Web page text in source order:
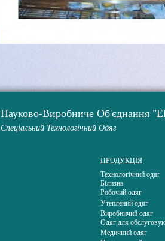
Науково-Виробниче Об'єднання
Спеціальний Технологічний Одяг
ПРОДУКЦІЯ
Технологічний одяг
Білизна
Робочий одяг
Утеплений одяг
Виробничий одяг
Одяг для
Медичний одяг